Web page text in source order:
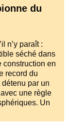
du
n’y paraît :
séché dans
construction en
record du
par un
une règle
Un